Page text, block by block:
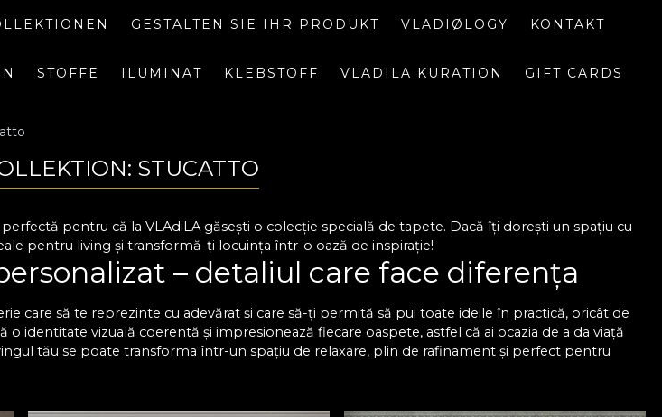
GESTALTEN SIE IHR PRODUKT VLADIØLOGY KONTAKT
STOFFE ILUMINAT KLEBSTOFF VLADILA KURATION GIFT CARDS
STUCATTO
pentru că la VLAdiLA găsești o colecție specială de tapete. Dacă îți dorești un spațiu cu
pentru living și transformă-ți locuința într-o oază de inspirație!
– detaliul care face diferența
care să te reprezinte cu adevărat și care să-ți permită să pui toate ideile în practică, oricât de
o identitate vizuală coerentă și impresionează fiecare oaspete, astfel că ai ocazia de a da viață
tău se poate transforma într-un spațiu de relaxare, plin de rafinament și perfect pentru
Fiecare design se poate personaliza în funcție de dimensiunile pereților pentru a se
de tapet living nu doar că au un aspect rafinat, dar sunt și foarte rezistente, astfel că trec cu